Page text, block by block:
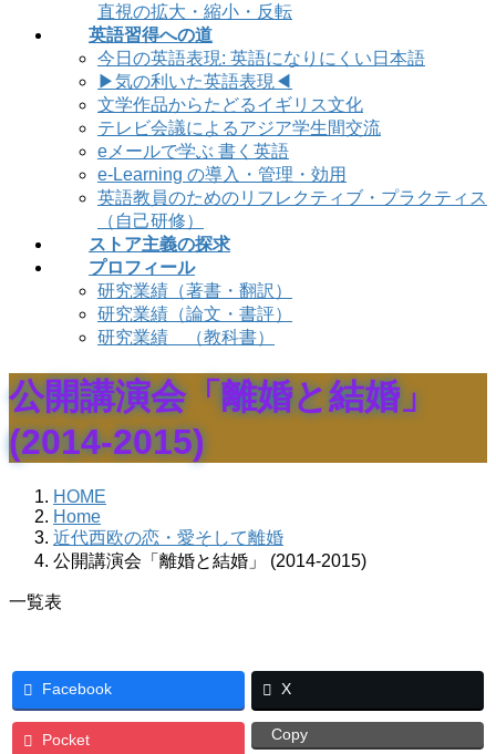
直視の拡大・縮小・反転
英語習得への道
今日の英語表現: 英語になりにくい日本語
▶気の利いた英語表現◀
文学作品からたどるイギリス文化
テレビ会議によるアジア学生間交流
eメールで学ぶ 書く英語
e-Learning の導入・管理・効用
英語教員のためのリフレクティブ・プラクティス
（自己研修）
ストア主義の探求
プロフィール
研究業績（著書・翻訳）
研究業績（論文・書評）
研究業績 （教科書）
公開講演会「離婚と結婚」
(2014-2015)
HOME
Home
近代西欧の恋・愛そして離婚
公開講演会「離婚と結婚」 (2014-2015)
一覧表
Facebook X
Pocket Copy